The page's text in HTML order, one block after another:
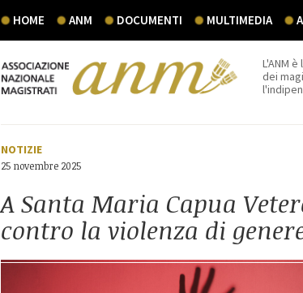
HOME ANM DOCUMENTI MULTIMEDIA
L'ANM
dei
NOTIZIE
25 novembre 2025
A Santa Maria Capua
contro la violenza di